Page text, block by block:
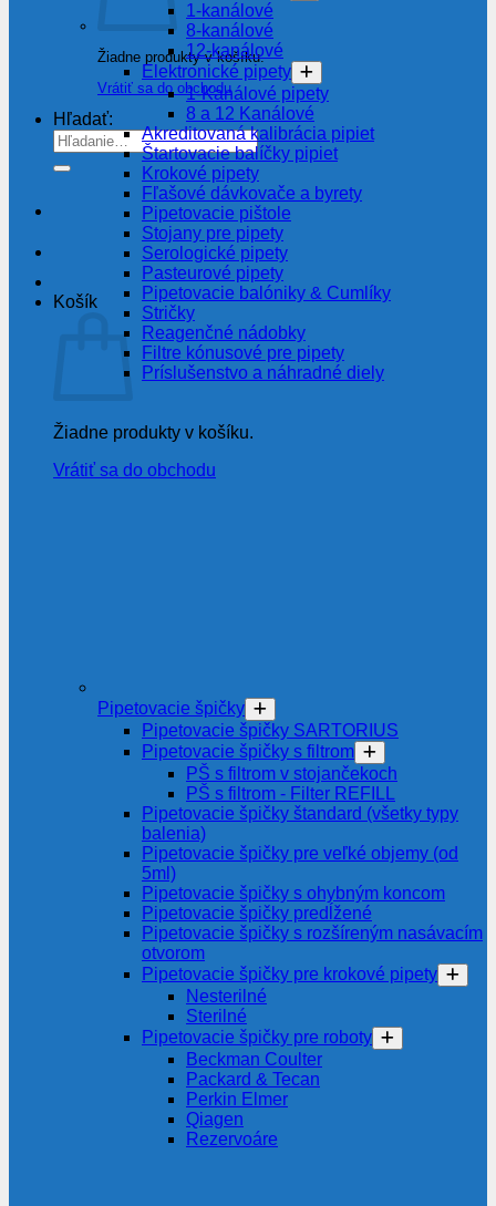
Žiadne produkty v košíku.
Vrátiť sa do obchodu
Hľadať:
Košík
Žiadne produkty v košíku.
Vrátiť sa do obchodu
1-kanálové
8-kanálové
12-kanálové
Elektronické pipety
1-Kanálové pipety
8 a 12 Kanálové
Akreditovaná kalibrácia pipiet
Štartovacie balíčky pipiet
Krokové pipety
Fľašové dávkovače a byrety
Pipetovacie pištole
Stojany pre pipety
Serologické pipety
Pasteurové pipety
Pipetovacie balóniky & Cumlíky
Stričky
Reagenčné nádobky
Filtre kónusové pre pipety
Príslušenstvo a náhradné diely
Pipetovacie špičky
Pipetovacie špičky SARTORIUS
Pipetovacie špičky s filtrom
PŠ s filtrom v stojančekoch
PŠ s filtrom - Filter REFILL
Pipetovacie špičky štandard (všetky typy
balenia)
Pipetovacie špičky pre veľké objemy (od
5ml)
Pipetovacie špičky s ohybným koncom
Pipetovacie špičky predĺžené
Pipetovacie špičky s rozšíreným nasávacím
otvorom
Pipetovacie špičky pre krokové pipety
Nesterilné
Sterilné
Pipetovacie špičky pre roboty
Beckman Coulter
Packard & Tecan
Perkin Elmer
Qiagen
Rezervoáre